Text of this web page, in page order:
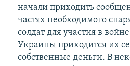
начали приходить
частях необходимого
солдат для участия в
Украины приходится их
собственные деньги. В